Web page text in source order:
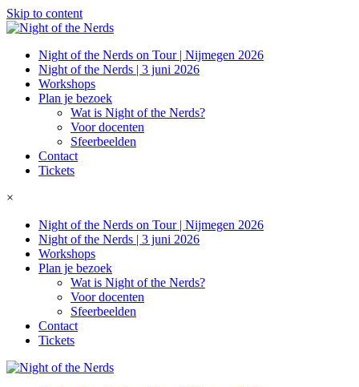
Skip to content
Night of the Nerds on Tour | Nijmegen 2026
Night of the Nerds | 3 juni 2026
Workshops
Plan je bezoek
Wat is Night of the Nerds?
Voor docenten
Sfeerbeelden
Contact
Tickets
×
Night of the Nerds on Tour | Nijmegen 2026
Night of the Nerds | 3 juni 2026
Workshops
Plan je bezoek
Wat is Night of the Nerds?
Voor docenten
Sfeerbeelden
Contact
Tickets